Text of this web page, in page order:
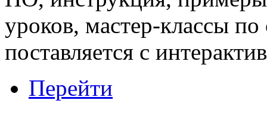
уроков, мастер-классы
поставляется с
Перейти